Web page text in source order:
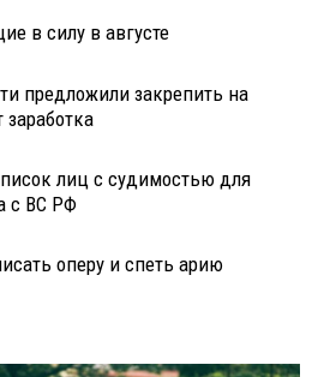
в силу в августе
предложили закрепить на
заработка
лиц с судимостью для
с ВС РФ
оперу и спеть арию